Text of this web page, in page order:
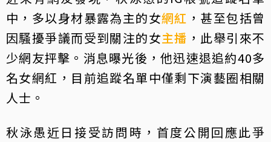
中，多以身材暴露為主的女網紅 ，甚至包括曾
因騷擾爭議而受到關注的女主播 ，此舉引來不
少網友抨擊。消息曝光後，他迅速退追約40多
名女網紅，目前追蹤名單中僅剩下演藝圈相關
人士。
秋泳愚近日接受訪問時，首度公開回應此爭